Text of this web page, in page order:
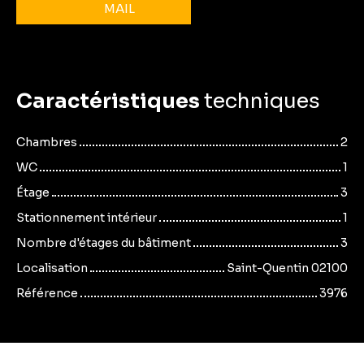
MAIL
Caractéristiquestechniques
Chambres
2
WC
1
Étage
3
Stationnement intérieur
1
Nombre d'étages du bâtiment
3
Localisation
Saint-Quentin 02100
Référence
3976